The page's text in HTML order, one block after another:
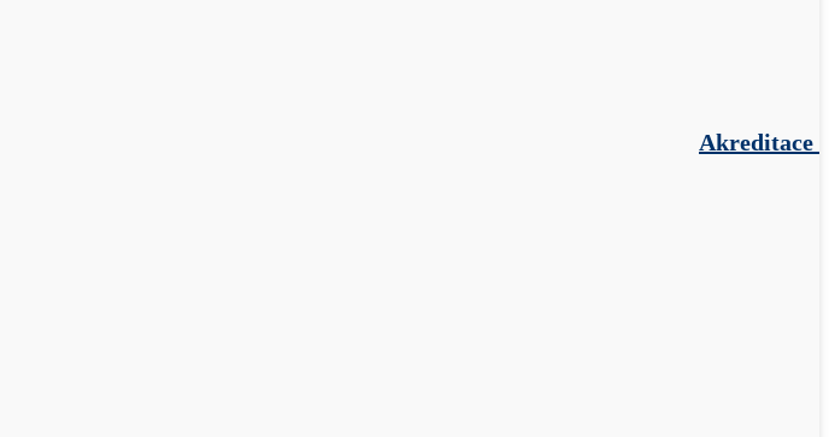
Akreditace